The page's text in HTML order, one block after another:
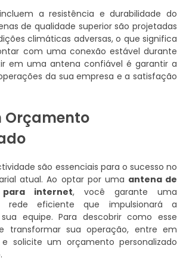
a resistência e durabilidade do
de qualidade superior são projetadas
climáticas adversas, o que significa
com uma conexão estável durante
em uma antena confiável é garantir a
da sua empresa e a satisfação
Orçamento
são essenciais para o sucesso no
atual. Ao optar por uma antena de
internet, você garante uma
rede eficiente que impulsionará a
equipe. Para descobrir como esse
transformar sua operação, entre em
solicite um orçamento personalizado